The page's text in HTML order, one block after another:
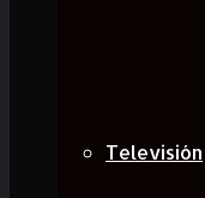
Televisión